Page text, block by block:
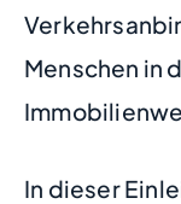
Menschen in
In dieser